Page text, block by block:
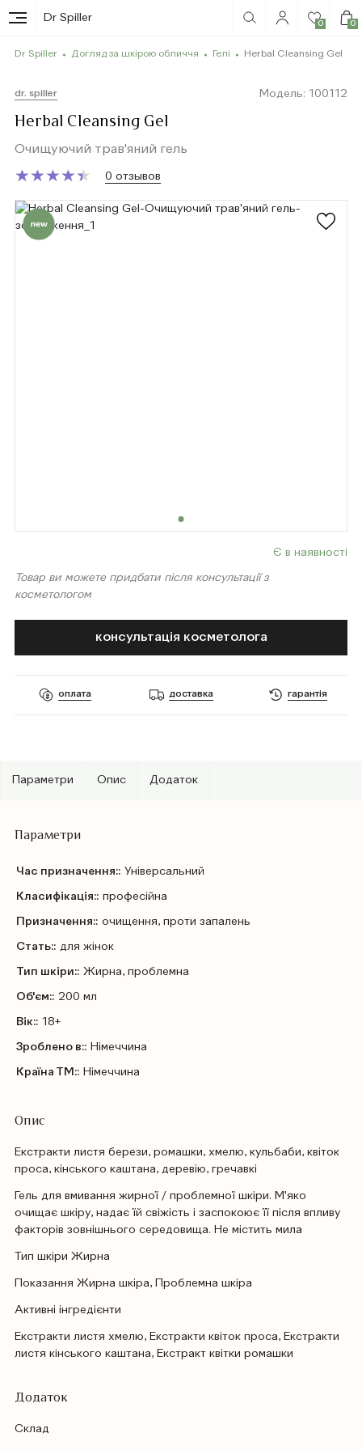
Dr Spiller
0 0
Dr Spiller Догляд за шкірою обличчя Гелі Herbal Cleansing Gel
dr. spiller Модель: 100112
Herbal Cleansing Gel
Очищуючий трав'яний гель
★
★★
★★
★★
★★
★ 0 отзывов
Є в наявності
Товар ви можете придбати після консультації з
косметологом
консультація косметолога
оплата доставка гарантія
Параметри Опис Додаток
Параметри
Час призначення:: Універсальний
Класифікація:: професійна
Призначення:: очищення, проти запалень
Стать:: для жінок
Тип шкіри:: Жирна, проблемна
Об'єм:: 200 мл
Вік:: 18+
Зроблено в:: Німеччина
Країна ТМ:: Німеччина
Опис
Екстракти листя берези, ромашки, хмелю, кульбаби, квіток
проса, кінського каштана, деревію, гречавкі
Гель для вмивання жирної / проблемної шкіри. М'яко
очищає шкіру, надає їй свіжість і заспокоює її після впливу
факторів зовнішнього середовища. Не містить мила
Тип шкіри Жирна
Показання Жирна шкіра, Проблемна шкіра
Активні інгредієнти
Екстракти листя хмелю, Екстракти квіток проса, Екстракти
листя кінського каштана, Екстракт квітки ромашки
Додаток
Cклад